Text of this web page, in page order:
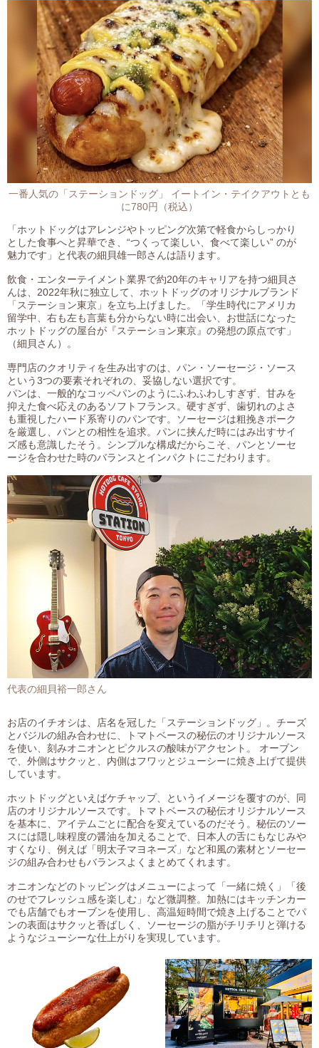
一番人気の「ステーションドッグ」 イートイン・テイクアウトとも
に780円（税込）
代表の細貝裕一郎さん
「ホットドッグはアレンジやトッピング次第で軽食からしっかり
とした食事へと昇華でき、“つくって楽しい、食べて楽しい” のが
魅力です」と代表の細貝雄一郎さんは語ります。
飲食・エンターテイメント業界で約20年のキャリアを持つ細貝さ
んは、2022年秋に独立して、ホットドッグのオリジナルブランド
「ステーション東京」を立ち上げました。「学生時代にアメリカ
留学中、右も左も言葉も分からない時に出会い、お世話になった
ホットドッグの屋台が『ステーション東京』の発想の原点です」
（細貝さん）。
専門店のクオリティを生み出すのは、パン・ソーセージ・ソース
という3つの要素それぞれの、妥協しない選択です。
パンは、一般的なコッペパンのようにふわふわしすぎず、甘みを
抑えた食べ応えのあるソフトフランス。硬すぎず、歯切れのよさ
も重視したハード系寄りのパンです。ソーセージは粗挽きポーク
を厳選し、パンとの相性を追求。パンに挟んだ時にはみ出すサイ
ズ感も意識したそう。シンプルな構成だからこそ、パンとソーセ
ージを合わせた時のバランスとインパクトにこだわります。
お店のイチオシは、店名を冠した「ステーションドッグ」。チーズ
とバジルの組み合わせに、トマトベースの秘伝のオリジナルソース
を使い、刻みオニオンとピクルスの酸味がアクセント。 オーブン
で、外側はサクッと、内側はフワッとジューシーに焼き上げて提供
しています。
ホットドッグといえばケチャップ、というイメージを覆すのが、同
店のオリジナルソースです。トマトベースの秘伝オリジナルソース
を基本に、アイテムごとに配合を変えているのだそう。秘伝のソー
スには隠し味程度の醤油を加えることで、日本人の舌にもなじみや
すくなり、例えば「明太子マヨネーズ」など和風の素材とソーセー
ジの組み合わせもバランスよくまとめてくれます。
オニオンなどのトッピングはメニューによって「一緒に焼く」「後
のせでフレッシュ感を楽しむ」など微調整。加熱にはキッチンカー
でも店舗でもオーブンを使用し、高温短時間で焼き上げることでパ
ンの表面はサクッと香ばしく、ソーセージの脂がチリチリと弾ける
ようなジューシーな仕上がりを実現しています。